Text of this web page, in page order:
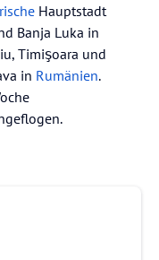
Hauptstadt
Banja Luka in
Timişoara und
in Rumänien.